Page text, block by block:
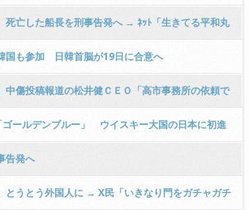
死亡した船長を刑事告発へ → ﾈｯﾄ「生きてる平和丸
国も参加 日韓首脳が19日に合意へ
中傷投稿報道の松井健ＣＥＯ「高市事務所の依頼で
を作った！」と完全否定 → ｗｗｗｗｗｗｗｗｗｗｗ
ゴールデンブルー」 ウイスキー大国の日本に初進
告発へ
とうとう外国人に → X民「いきなり門をガチャガチ